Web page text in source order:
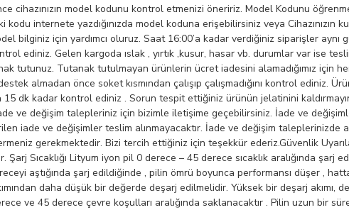
cihazınızın model kodunu kontrol etmenizi öneririz. Model Kodunu
kodu internete yazdığınızda model koduna erişebilirsiniz veya
bilginiz için yardımcı oluruz. Saat 16:00’a kadar verdiğiniz siparişler
ediniz. Gelen kargoda ıslak , yırtık ,kusur, hasar vb. durumlar var ise
tutunuz. Tutanak tutulmayan ürünlerin ücret iadesini alamadığımız için
almadan önce soket kısmından çalışıp çalışmadığını kontrol ediniz.
dk kadar kontrol ediniz . Sorun tespit ettiğiniz ürünün jelatinini
ve değişim talepleriniz için bizimle iletişime geçebilirsiniz. İade ve
iade ve değişimler teslim alınmayacaktır. İade ve değişim
gerekmektedir. Bizi tercih ettiğiniz için teşekkür ederiz.Güvenlik
Sıcaklığı Lityum iyon pil 0 derece – 45 derece sıcaklık aralığında şarj
aştığında şarj edildiğinde , pilin ömrü boyunca performansı düşer ,
daha düşük bir değerde deşarj edilmelidir. Yüksek bir deşarj akımı,
ve 45 derece çevre koşulları aralığında saklanacaktır . Pilin uzun bir